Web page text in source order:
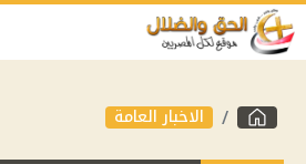
الاخبار العامة